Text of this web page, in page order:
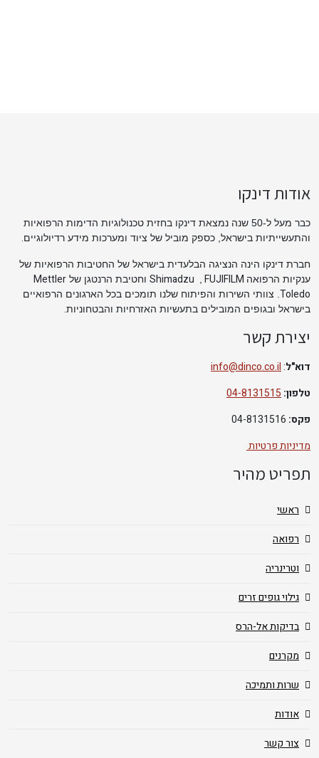
אודות דינקו
כבר מעל ל-50 שנה נמצאת דינקו בחזית טכנולוגיות הדימות הרפואיות
והתעשייתיות בישראל, כספק מוביל של ציוד ומערכות מידע רדיולוגיים.
חברת דינקו הינה הנציגה הבלעדית בישראל של החטיבות הרפואיות של
ענקיות הרפואה FUJIFILM
Shimadzu וחטיבת הרנטגן של Mettler
Toledo . צוותי השירות והפיתוח שלנו תומכים בכל הארגונים הרפואיים
בישראל ובגופים המובילים בתעשיות האזרחיות והבטחוניות.
יצירת קשר
דוא"ל:
info@dinco.co.il
טלפון: 04-8131515
פקס:
מדיניות פרטיות
תפריט מהיר
ראשי
רפואה
וטרינריה
גילוי גופים זרים
בדיקות אל-הרס
מקרנים
שרות ותמיכה
אודות
צור קשר